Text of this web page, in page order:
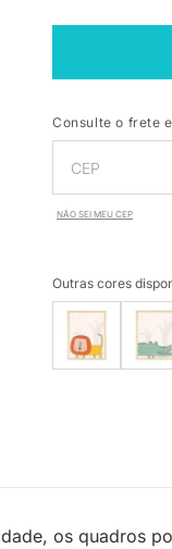
Consulte o frete
NÃO SEI MEU CEP
Outras cores
os quadros